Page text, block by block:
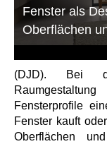
Fenster als
Oberflächen
(DJD). Bei
Fensterprofile
Fenster kauft
Oberflächen